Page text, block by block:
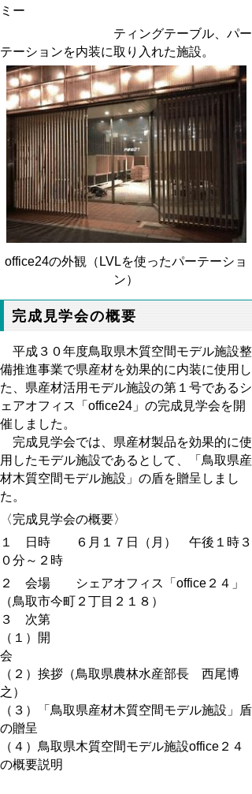
ミー
ティングテーブル、パー
テーションを内装に取り入れた施設。
office24の外観（LVLを使ったパーテーショ
ン）
完成見学会の概要
平成３０年度鳥取県木質空間モデル施設整
備推進事業で県産材を効果的に内装に使用し
た、県産材活用モデル施設の第１号であるシ
ェアオフィス「office24」の完成見学会を開
催しました。
完成見学会では、県産材製品を効果的に使
用したモデル施設であるとして、「鳥取県産
材木質空間モデル施設」の盾を贈呈しまし
た。
〈完成見学会の概要〉
１ 日時 ６月１７日（月） 午後１時３
０分～２時
２ 会場 シェアオフィス「office２４」
（鳥取市今町２丁目２１８）
３ 次第
（１）開
（２）挨拶（鳥取県農林水産部長 西尾博
之
（３）「鳥取県産材木質空間モデル施設」盾
の贈呈
（４）鳥取県木質空間モデル施設office２４
の概要説明